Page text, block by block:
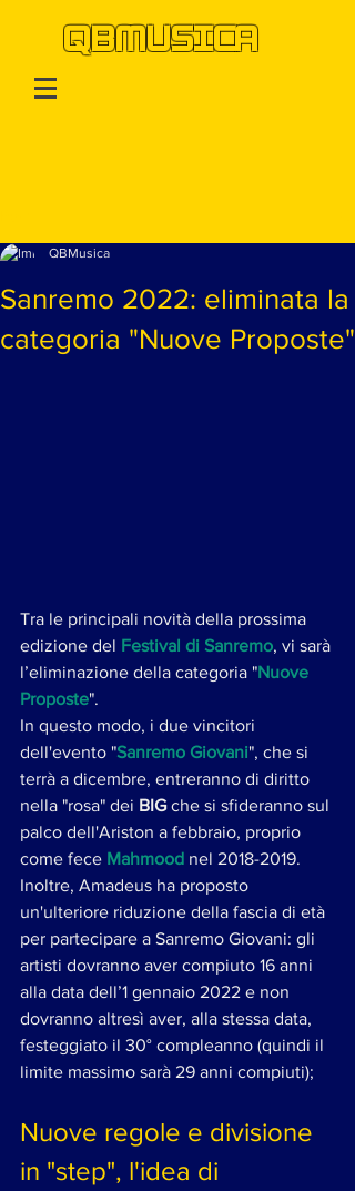
QBMUSICA
Sanremo 2022: eliminata la
categoria "Nuove Proposte"
QBMusica
Tra le principali novità della prossima
edizione del Festival di Sanremo, vi sarà
l’eliminazione della categoria "Nuove
Proposte".
In questo modo, i due vincitori
dell'evento "Sanremo Giovani", che si
terrà a dicembre, entreranno di diritto
nella "rosa" dei BIG che si sfideranno sul
palco dell'Ariston a febbraio, proprio
come fece Mahmood nel 2018-2019.
Inoltre, Amadeus ha proposto
un'ulteriore riduzione della fascia di età
per partecipare a Sanremo Giovani: gli
artisti dovranno aver compiuto 16 anni
alla data dell’1 gennaio 2022 e non
dovranno altresì aver, alla stessa data,
festeggiato il 30° compleanno (quindi il
limite massimo sarà 29 anni compiuti);
Nuove regole e divisione
in "step", l'idea di